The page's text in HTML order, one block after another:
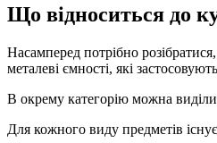
Що відноситься до
Насамперед потрібно
металеві ємності, які
В окрему категорію можна
Для кожного виду предметів